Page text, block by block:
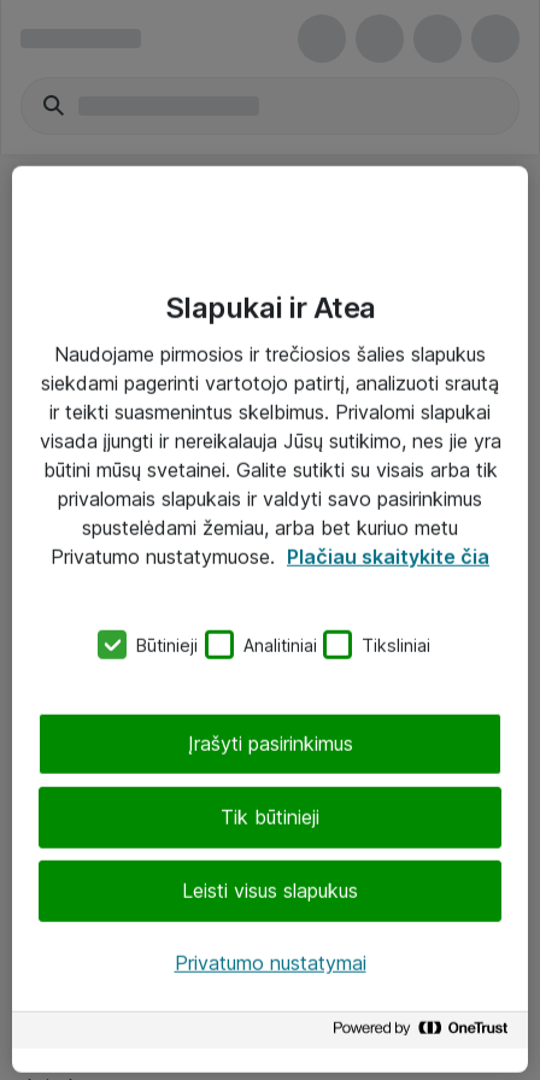
Paslaugos
Sprendimai
Įgyvendinti projektai
Atea ekspertų patarimai verslui
eShop@atea.lt
LinkedIn
Slapukai ir Atea
Naudojame pirmosios ir trečiosios šalies slapukus
siekdami pagerinti vartotojo patirtį, analizuoti srautą
ir teikti suasmenintus skelbimus. Privalomi slapukai
visada įjungti ir nereikalauja Jūsų sutikimo, nes jie yra
būtini mūsų svetainei. Galite sutikti su visais arba tik
privalomais slapukais ir valdyti savo pasirinkimus
spustelėdami žemiau, arba bet kuriuo metu
Privatumo nustatymuose. Plačiau skaitykite čia
Būtinieji Analitiniai Tiksliniai
Tik būtinieji
Leisti visus slapukus
Įrašyti pasirinkimus
Privatumo nustatymai